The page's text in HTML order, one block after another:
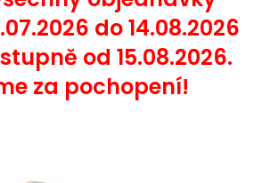
do 14.08.2026
od 15.08.2026.
za pochopení!